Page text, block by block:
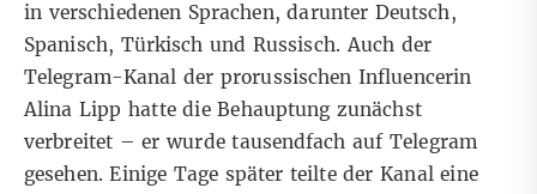
in verschiedenen Sprachen, darunter Deutsch,
Spanisch, Türkisch und Russisch. Auch der
Telegram-Kanal der prorussischen Influencerin
Alina Lipp hatte die Behauptung zunächst
verbreitet – er wurde tausendfach auf Telegram
gesehen. Einige Tage später teilte der Kanaleine